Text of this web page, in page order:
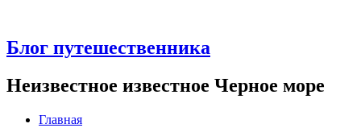
Блог путешественника
Неизвестное известное Черное море
Главная